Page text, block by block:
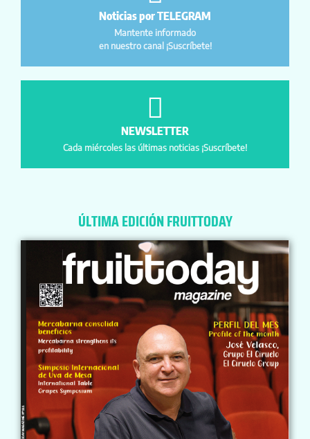
Noticias por TELEGRAM
Mantente informado
en nuestro canal ¡Suscríbete!
NEWSLETTER
Cada miércoles las últimas noticias ¡Suscríbete!
ÚLTIMA EDICIÓN FRUITTODAY